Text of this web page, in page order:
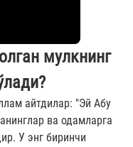
мулкнинг
айтдилар: "Эй Абу
ва одамларга
У энг биринчи